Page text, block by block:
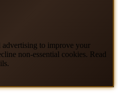
advertising to improve your
non-essential cookies. Read